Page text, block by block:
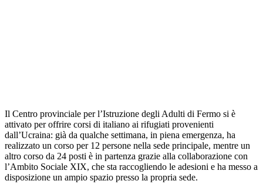
Il Centro provinciale per l’Istruzione degli Adulti di Fermo si è
attivato per offrire corsi di italiano ai rifugiati provenienti
dall’Ucraina: già da qualche settimana, in piena emergenza, ha
realizzato un corso per 12 persone nella sede principale, mentre un
altro corso da 24 posti è in partenza grazie alla collaborazione con
l’Ambito Sociale XIX, che sta raccogliendo le adesioni e ha messo a
disposizione un ampio spazio presso la propria sede.